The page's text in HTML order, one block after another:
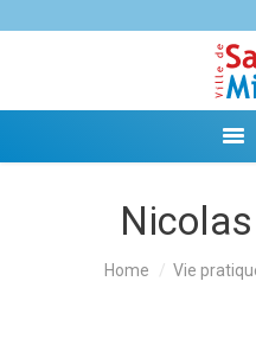
Agenda
Vie municipale
You are here:Home Vie